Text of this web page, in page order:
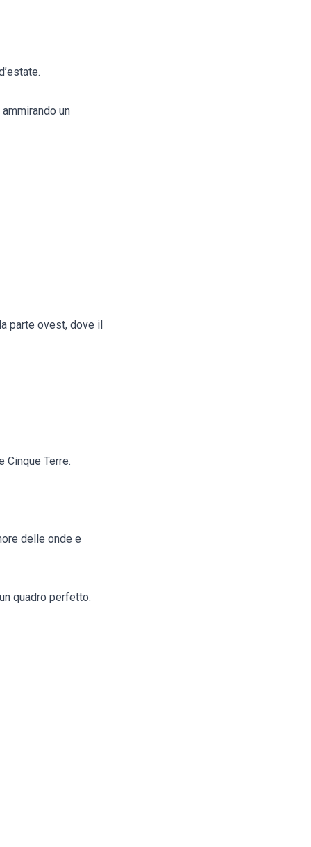
un
parte ovest, dove il
Cinque Terre.
delle onde e
quadro perfetto.